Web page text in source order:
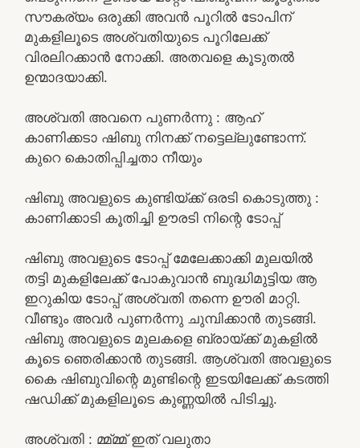
സൗകര്യം ഒരുക്കി അവൻ പൂറിൽ ടോപിന്
മുകളിലൂടെ അശ്വതിയുടെ പൂറിലേക്ക്
വിരലിറക്കാൻ നോക്കി. അതവളെ കൂടുതൽ
ഉന്മാദയാക്കി.
അശ്വതി അവനെ പുണർന്നു : ആഹ്
കാണിക്കടാ ഷിബു നിനക്ക് നട്ടെല്ലുണ്ടോന്ന്.
കുറെ കൊതിപ്പിച്ചതാ നീയും
ഷിബു അവളുടെ കുണ്ടിയ്ക്ക് ഒരടി കൊടുത്തു :
കാണിക്കാടി കൂതിച്ചി ഊരടി നിന്റെ ടോപ്പ്
ഷിബു അവളുടെ ടോപ്പ് മേലേക്കാക്കി മുലയിൽ
തട്ടി മുകളിലേക്ക് പോകുവാൻ ബുദ്ധിമുട്ടിയ ആ
ഇറുകിയ ടോപ്പ് അശ്വതി തന്നെ ഊരി മാറ്റി.
വീണ്ടും അവർ പുണർന്നു ചുമ്പിക്കാൻ തുടങ്ങി.
ഷിബു അവളുടെ മുലകളെ ബ്രായ്ക്ക് മുകളിൽ
കൂടെ ഞെരിക്കാൻ തുടങ്ങി. ആശ്വതി അവളുടെ
കൈ ഷിബുവിന്റെ മുണ്ടിന്റെ ഇടയിലേക്ക് കടത്തി
ഷഡിക്ക് മുകളിലൂടെ കുണ്ണയിൽ പിടിച്ചു.
അശ്വതി : മ്മ്മ്മ് ഇത് വലുതാ